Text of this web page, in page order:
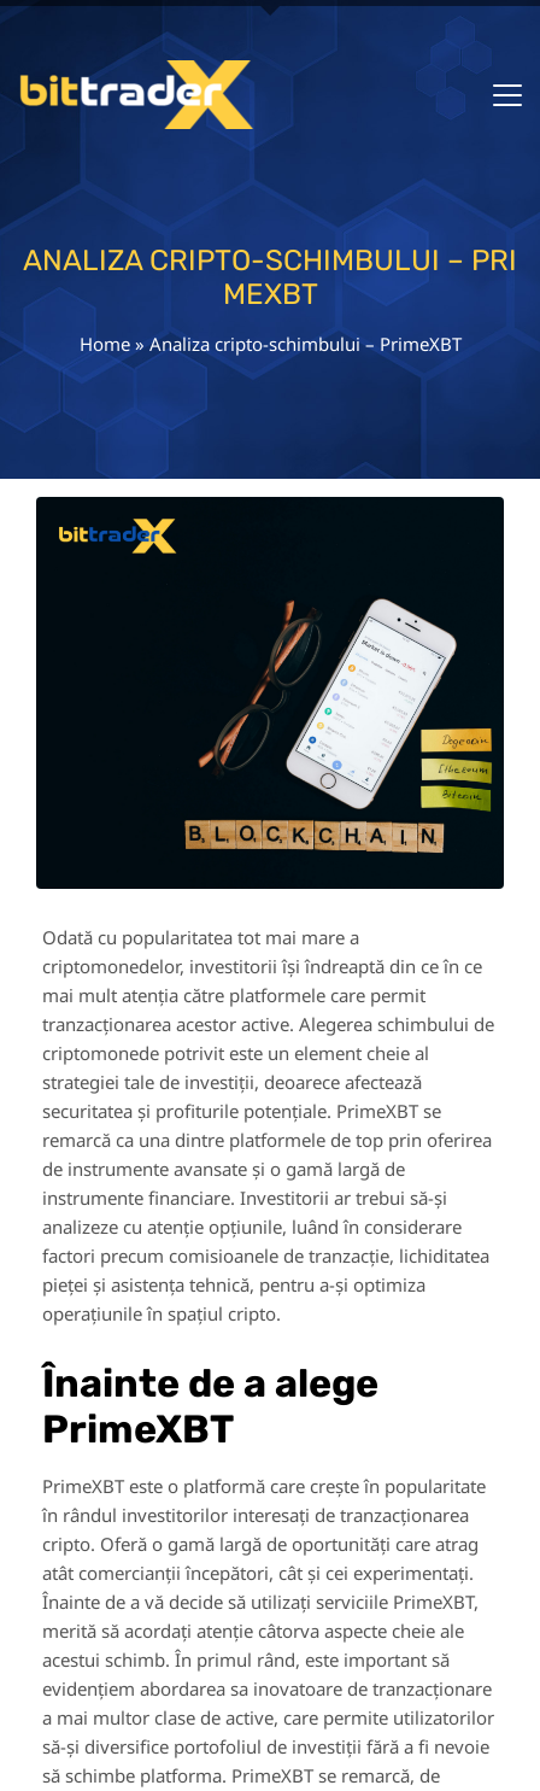
ANALIZA CRIPTO-SCHIMBULUI – PRI
MEXBT
Home»Analiza cripto-schimbului – PrimeXBT
Odată cu popularitatea tot mai mare a
criptomonedelor, investitorii își îndreaptă din ce în ce
mai mult atenția către platformele care permit
tranzacționarea acestor active. Alegerea schimbului de
criptomonede potrivit este un element cheie al
strategiei tale de investiții, deoarece afectează
securitatea și profiturile potențiale. PrimeXBT se
remarcă ca una dintre platformele de top prin oferirea
de instrumente avansate și o gamă largă de
instrumente financiare. Investitorii ar trebui să-și
analizeze cu atenție opțiunile, luând în considerare
factori precum comisioanele de tranzacție, lichiditatea
pieței și asistența tehnică, pentru a-și optimiza
operațiunile în spațiul cripto.
Înainte de a alege
PrimeXBT
PrimeXBT este o platformă care crește în popularitate
în rândul investitorilor interesați de tranzacționarea
cripto. Oferă o gamă largă de oportunități care atrag
atât comercianții începători, cât și cei experimentați.
Înainte de a vă decide să utilizați serviciile PrimeXBT,
merită să acordați atenție câtorva aspecte cheie ale
acestui schimb. În primul rând, este important să
evidențiem abordarea sa inovatoare de tranzacționare
a mai multor clase de active, care permite utilizatorilor
să-și diversifice portofoliul de investiții fără a fi nevoie
să schimbe platforma. PrimeXBT se remarcă, de